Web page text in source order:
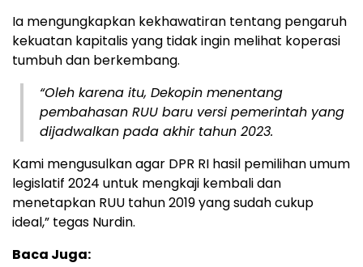
Ia mengungkapkan kekhawatiran tentang pengaruh
kekuatan kapitalis yang tidak ingin melihat koperasi
tumbuh dan berkembang.
“Oleh karena itu, Dekopin menentang
pembahasan RUU baru versi pemerintah yang
dijadwalkan pada akhir tahun 2023.
Kami mengusulkan agar DPR RI hasil pemilihan umum
legislatif 2024 untuk mengkaji kembali dan
menetapkan RUU tahun 2019 yang sudah cukup
ideal,” tegas Nurdin.
Baca Juga: